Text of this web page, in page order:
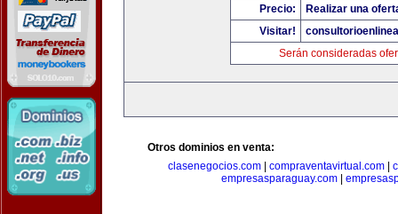
Precio:
Realizar una
Visitar!
Serán consideradas
Otros dominios en venta:
clasenegocios.com| compraventavirtual.com|
empresasparaguay.com|